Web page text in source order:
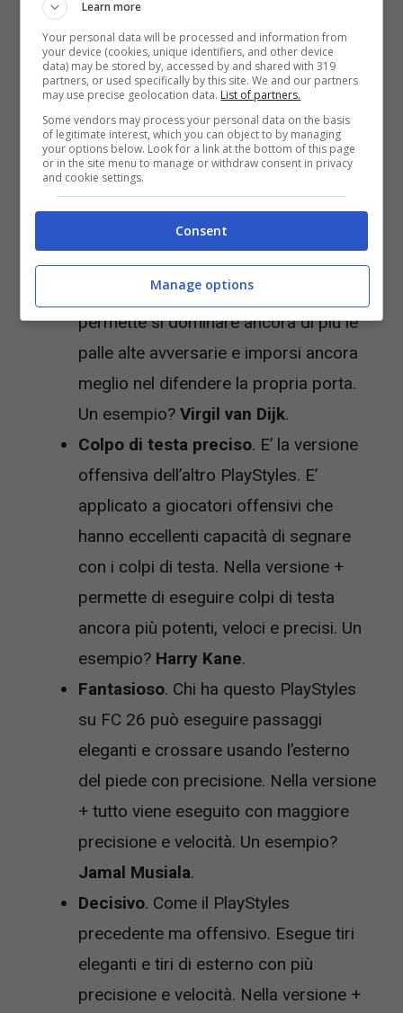
Nome PlayStyle PlayStyle Effetto PlayStyle +
Effetto
Fortezza aerea. Un nuovo PlayStyles
tutto difensivo che permette a chi lo
possiede di eseguire salti più alti e
avere una presenza fisica difensiva
imponente e schiacciante prima e
durante i duelli aerei. Nella versione +
permette si dominare ancora di più le
palle alte avversarie e imporsi ancora
meglio nel difendere la propria porta.
Un esempio? Virgil van Dijk.
Colpo di testa preciso. E’ la versione
offensiva dell’altro PlayStyles. E’
applicato a giocatori offensivi che
hanno eccellenti capacità di segnare
con i colpi di testa. Nella versione +
permette di eseguire colpi di testa
ancora più potenti, veloci e precisi. Un
esempio? Harry Kane.
Fantasioso. Chi ha questo PlayStyles
su FC 26 può eseguire passaggi
eleganti e crossare usando l’esterno
del piede con precisione. Nella versione
+ tutto viene eseguito con maggiore
precisione e velocità. Un esempio?
Jamal Musiala.
Decisivo. Come il PlayStyles
precedente ma offensivo. Esegue tiri
eleganti e tiri di esterno con più
precisione e velocità. Nella versione +
Learn more
Your personal data will be processed and information from
your device (cookies, unique identifiers, and other device
data) may be stored by, accessed by and shared with 319
partners, or used specifically by this site. We and our partners
may use precise geolocation data. List of partners.
Some vendors may process your personal data on the basis
of legitimate interest, which you can object to by managing
your options below. Look for a link at the bottom of this page
or in the site menu to manage or withdraw consent in privacy
and cookie settings.
Consent
Manage options